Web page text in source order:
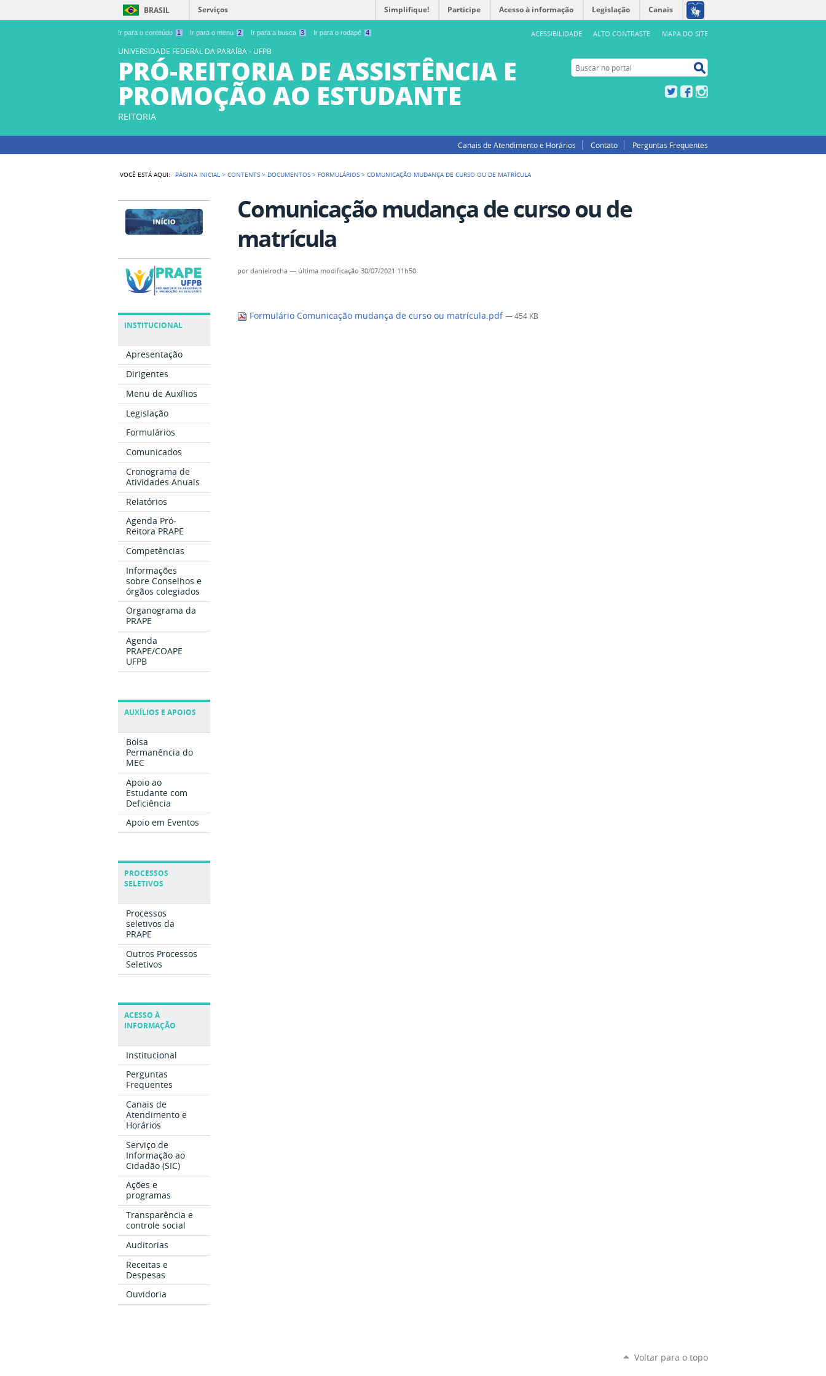
Ir para o conteúdo 1 Ir para o menu 2 Ir para a busca 3 Ir para o rodapé 4 ACESSIBILIDADE ALTO CONTRASTE MAPA DO SITE
BRASIL Serviços Simplifique! Participe Acesso à informação Legislação Canais
UNIVERSIDADE FEDERAL DA PARAÍBA - UFPB
PRÓ-REITORIA DE ASSISTÊNCIA E
PROMOÇÃO AO ESTUDANTE
REITORIA
Buscar no portal
TwitterFacebook
Canais de Atendimento e Horários Contato Perguntas Frequentes
VOCÊ ESTÁ AQUI: PÁGINA INICIAL >CONTENTS > DOCUMENTOS > FORMULÁRIOS >COMUNICAÇÃO MUDANÇA DE CURSO OU DE MATRÍCULA
INSTITUCIONAL
Apresentação
Dirigentes
Menu de Auxílios
Legislação
Formulários
Comunicados
Cronograma de
Atividades Anuais
Relatórios
Agenda Pró-
Reitora PRAPE
Competências
Informações
sobre Conselhos e
órgãos colegiados
Organograma da
PRAPE
Agenda
PRAPE/COAPE
UFPB
AUXÍLIOS E APOIOS
Bolsa
Permanência do
MEC
Apoio ao
Estudante com
Deficiência
Apoio em Eventos
PROCESSOS
SELETIVOS
Processos
seletivos da
PRAPE
Outros Processos
Seletivos
ACESSO À
INFORMAÇÃO
Institucional
Perguntas
Frequentes
Canais de
Atendimento e
Horários
Serviço de
Informação ao
Cidadão (SIC)
Ações e
programas
Transparência e
controle social
Auditorias
Receitas e
Despesas
Ouvidoria
Comunicação mudança de curso ou de
matrícula
pordanielrocha — última modificação 30/07/2021 11h50
Formulário Comunicação mudança de curso ou matrícula.pdf— 454 KB
Voltar para o topo